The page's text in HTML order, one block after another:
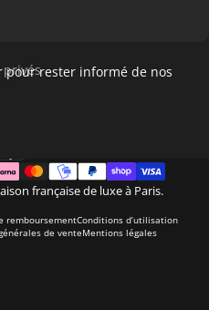
privés
pour rester informé de nos
française de luxe à Paris.
remboursementConditions d’utilisation
de venteMentions légales